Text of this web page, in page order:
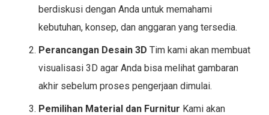
berdiskusi dengan Anda untuk memahami
kebutuhan, konsep, dan anggaran yang tersedia.
Perancangan Desain 3D Tim kami akan membuat
visualisasi 3D agar Anda bisa melihat gambaran
akhir sebelum proses pengerjaan dimulai.
Pemilihan Material dan Furnitur Kami akan